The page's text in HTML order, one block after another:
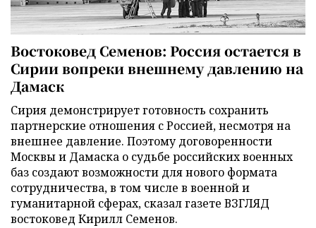
Востоковед Семенов: Россия остается в
Сирии вопреки внешнему давлению на
Дамаск
Сирия демонстрирует готовность сохранить
партнерские отношения с Россией, несмотря на
внешнее давление. Поэтому договоренности
Москвы и Дамаска о судьбе российских военных
баз создают возможности для нового формата
сотрудничества, в том числе в военной и
гуманитарной сферах, сказал газете ВЗГЛЯД
востоковед Кирилл Семенов.